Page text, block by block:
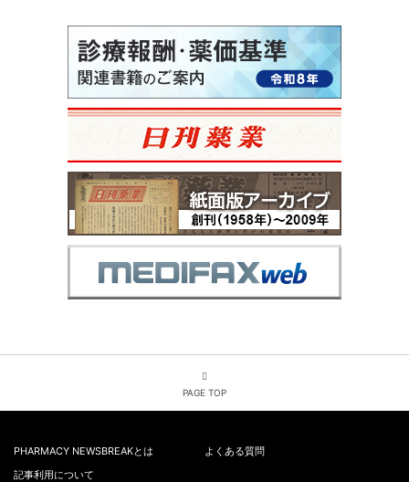
PAGE TOP
PHARMACY NEWSBREAKとは
よくある質問
記事利用について